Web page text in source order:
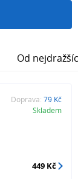
Od
Doprava: 79 Kč
Skladem
449 Kč